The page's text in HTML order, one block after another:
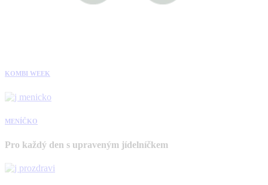
KOMBI WEEK
MENÍČKO
Pro každý den s upraveným jídelníčkem